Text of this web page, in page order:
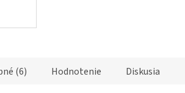
(6) Hodnotenie Diskusia